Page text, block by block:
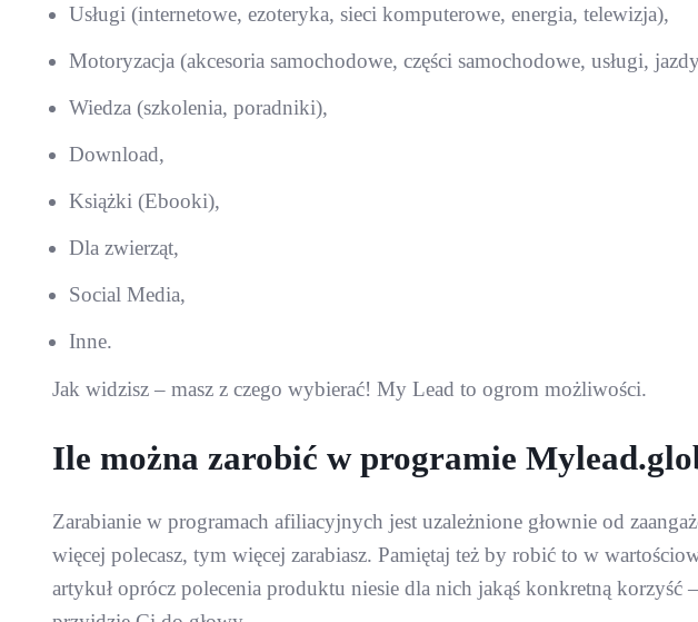
Usługi (internetowe, ezoteryka, sieci komputerowe, energia, telewizja),
Motoryzacja (akcesoria samochodowe, części samochodowe, usługi,
Wiedza (szkolenia, poradniki),
Download,
Książki (Ebooki),
Dla zwierząt,
Social Media,
Inne.
Jak widzisz – masz z czego wybierać! My Lead to ogrom możliwości.
Ile można zarobić w programie
Zarabianie w programach afiliacyjnych jest uzależnione głownie od
więcej polecasz, tym więcej zarabiasz. Pamiętaj też by robić to w
artykuł oprócz polecenia produktu niesie dla nich jakąś konkretną